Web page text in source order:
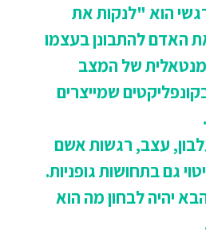
הוא "לנקות את
האדם להתבונן בעצמו
של המצב
שמייצרים
עצב, רגשות אשם
גם בתחושות גופניות.
יהיה לבחון מה הוא